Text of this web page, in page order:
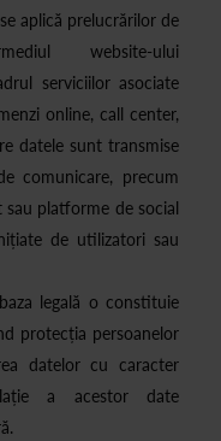
aplică prelucrărilor de
website-ului
serviciilor asociate
online, call center,
datele sunt transmise
comunicare, precum
platforme de social
de utilizatori sau
legală o constituie
protecția persoanelor
datelor cu caracter
a acestor date